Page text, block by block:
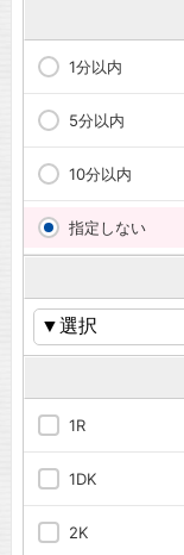
1分以内
5分以内
10分以内
指定しない
1R
1DK
2K